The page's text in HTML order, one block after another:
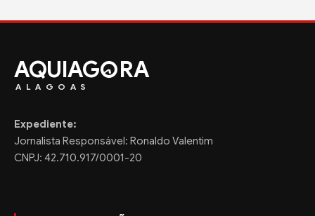
AQUIAG RA
ALAGOAS
Expediente:
Jornalista Responsável: Ronaldo Valentim
CNPJ: 42.710.917/0001-20